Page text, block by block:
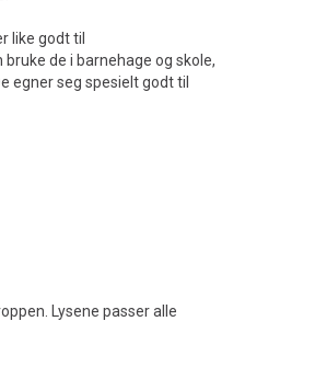
like godt til
de i barnehage og skole,
egner seg spesielt godt til
Lysene passer alle